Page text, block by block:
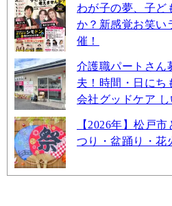
わが子の夢、子ど
か？新感覚お笑い
催！
介護職パートさん
夫！時間・日にち
会社グッドケア し
【2026年】松戸
つり・盆踊り・花